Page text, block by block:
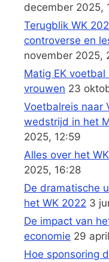
december 2025,
Terugblik WK
controverse en
november 2025,
Matig EK
vrouwen 23
Voetbalreis naar
wedstrijd in het
2025, 12:59
Alles over het
2025, 16:28
De dramatische
het WK 2022 3
De impact van
economie 29
Hoe sponsoring